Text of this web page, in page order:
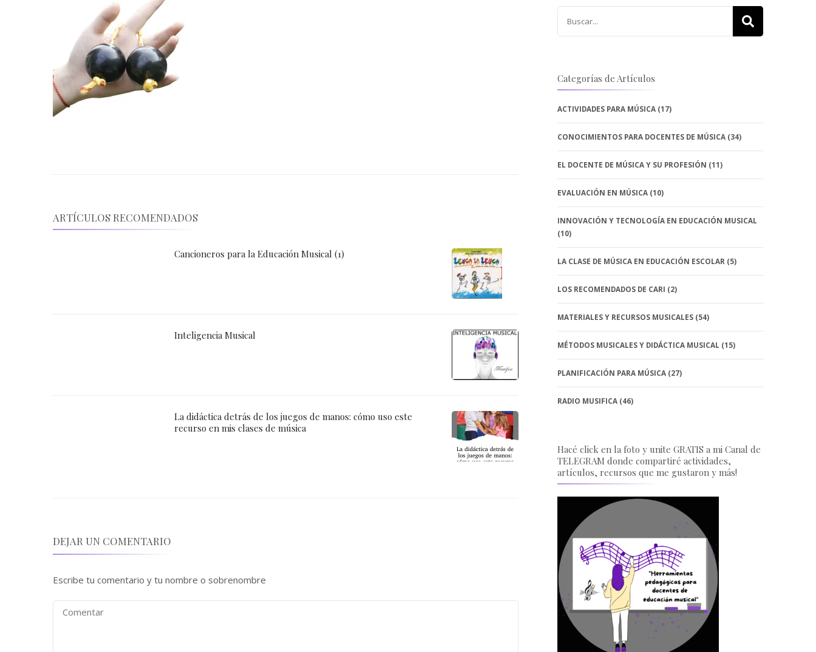
ARTÍCULOS RECOMENDADOS
Cancioneros para la Educación Musical (1)
Inteligencia Musical
La didáctica detrás de los juegos de manos: cómo uso este
recurso en mis clases de música
DEJAR UN COMENTARIO
Escribe tu comentario y tu nombre o sobrenombre
Categorías de Artículos
ACTIVIDADES PARA MÚSICA(17)
CONOCIMIENTOS PARA DOCENTES DE MÚSICA(34)
EL DOCENTE DE MÚSICA Y SU PROFESIÓN (11)
EVALUACIÓN EN MÚSICA(10)
INNOVACIÓN Y TECNOLOGÍA EN EDUCACIÓN MUSICAL
(10)
LA CLASE DE MÚSICA EN EDUCACIÓN ESCOLAR(5)
LOS RECOMENDADOS DE CARI (2)
MATERIALES Y RECURSOS MUSICALES(54)
MÉTODOS MUSICALES Y DIDÁCTICA MUSICAL (15)
PLANIFICACIÓN PARA MÚSICA(27)
RADIO MUSIFICA(46)
Hacé click en la foto y unite GRATIS a mi Canal de
TELEGRAM donde compartiré actividades,
artículos, recursos que me gustaron y más!